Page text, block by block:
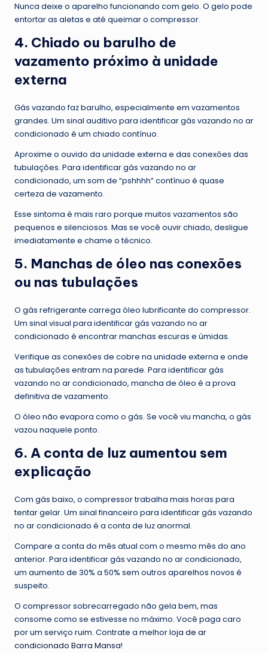
Nunca deixe o aparelho funcionando com gelo. O gelo pode
entortar as aletas e até queimar o compressor.
4. Chiado ou barulho de
vazamento próximo à unidade
externa
Gás vazando faz barulho, especialmente em vazamentos
grandes. Um sinal auditivo para identificar gás vazando no ar
condicionado é um chiado contínuo.
Aproxime o ouvido da unidade externa e das conexões das
tubulações. Para identificar gás vazando no ar
condicionado, um som de “pshhhh” contínuo é quase
certeza de vazamento.
Esse sintoma é mais raro porque muitos vazamentos são
pequenos e silenciosos. Mas se você ouvir chiado, desligue
imediatamente e chame o técnico.
5. Manchas de óleo nas conexões
ou nas tubulações
O gás refrigerante carrega óleo lubrificante do compressor.
Um sinal visual para identificar gás vazando no ar
condicionado é encontrar manchas escuras e úmidas.
Verifique as conexões de cobre na unidade externa e onde
as tubulações entram na parede. Para identificar gás
vazando no ar condicionado, mancha de óleo é a prova
definitiva de vazamento.
O óleo não evapora como o gás. Se você viu mancha, o gás
vazou naquele ponto.
6. A conta de luz aumentou sem
explicação
Com gás baixo, o compressor trabalha mais horas para
tentar gelar. Um sinal financeiro para identificar gás vazando
no ar condicionado é a conta de luz anormal.
Compare a conta do mês atual com o mesmo mês do ano
anterior. Para identificar gás vazando no ar condicionado,
um aumento de 30% a 50% sem outros aparelhos novos é
suspeito.
O compressor sobrecarregado não gela bem, mas
consome como se estivesse no máximo. Você paga caro
por um serviço ruim. Contrate a melhorloja de ar
condicionado Barra Mansa!